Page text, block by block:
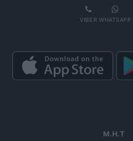
VIBER WHATSAPP
Μ.Η.Τ